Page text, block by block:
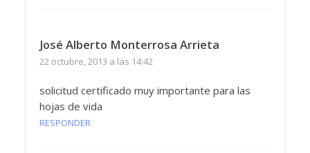
José Alberto Monterrosa Arrieta
22 octubre, 2013 a las 14:42
solicitud certificado muy importante para las
hojas de vida
RESPONDER